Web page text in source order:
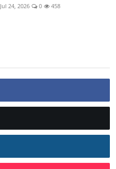
Jul 24, 2026 0 458